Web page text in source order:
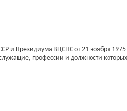
и Президиума ВЦСПС от 21 ноября
профессии и должности